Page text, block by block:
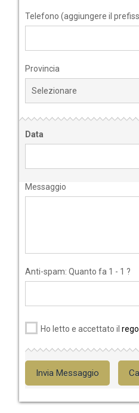
Telefono (aggiungere il
Provincia
Data
Messaggio
Anti-spam: Quanto fa 1 - 1 ?
Ho letto e accettato il
Invia Messaggio